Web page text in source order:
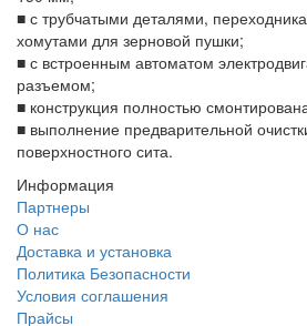
■ с трубчатыми деталями,
хомутами для зерновой пушки;
■ с встроенным автоматом
разъемом;
■ конструкция полностью
■ выполнение предварительной
поверхностного сита.
Информация
Партнеры
О нас
Доставка и установка
Политика Безопасности
Условия соглашения
Прайсы